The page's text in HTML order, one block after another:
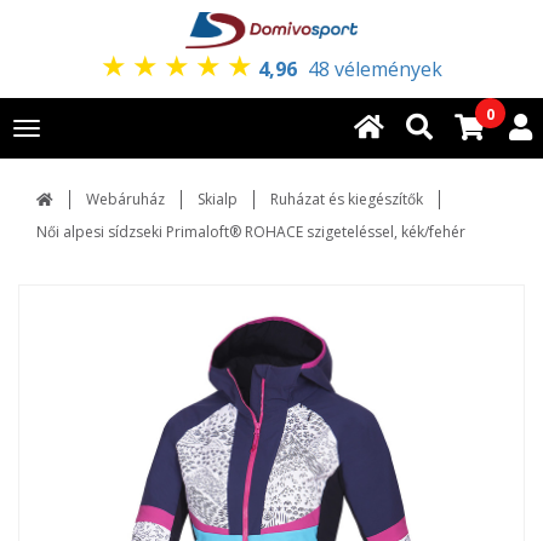
★ ★ ★ ★ ★ 4,96 48 vélemények
Toggle
navigation
0
Webáruház Skialp
Ruházat és kiegészítők
Női alpesi sídzseki Primaloft® ROHACE szigeteléssel, kék/fehér